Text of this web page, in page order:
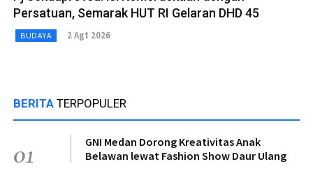
Persatuan, Semarak HUT RI Gelaran DHD 45
BUDAYA 2 Agt 2026
BERITA TERPOPULER
01
GNI Medan Dorong Kreativitas Anak
Belawan lewat Fashion Show Daur Ulang